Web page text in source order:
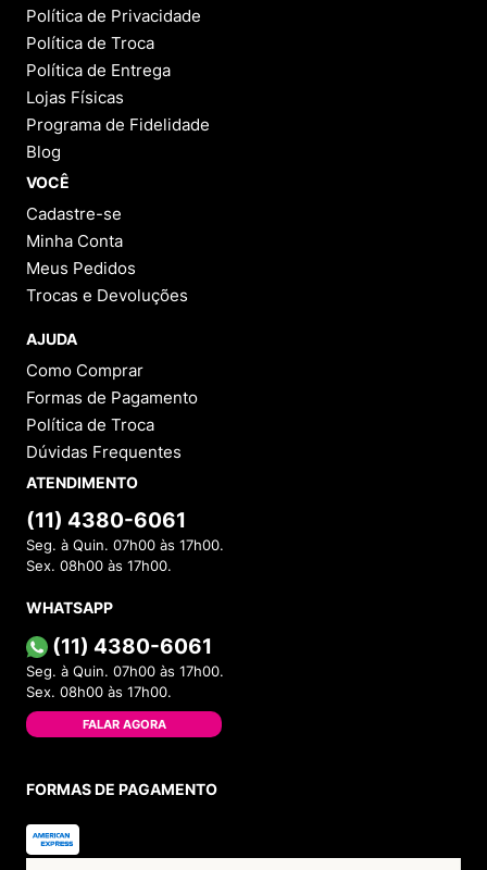
Política de Privacidade
Política de Troca
Política de Entrega
Lojas Físicas
Programa de Fidelidade
Blog
VOCÊ
Cadastre-se
Minha Conta
Meus Pedidos
Trocas e Devoluções
AJUDA
Como Comprar
Formas de Pagamento
Política de Troca
Dúvidas Frequentes
ATENDIMENTO
(11) 4380-6061
Seg. à Quin. 07h00 às 17h00.
Sex. 08h00 às 17h00.
WHATSAPP
(11) 4380-6061
Seg. à Quin. 07h00 às 17h00.
Sex. 08h00 às 17h00.
FALAR AGORA
FORMAS DE PAGAMENTO